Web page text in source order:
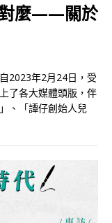
對麼——關於
2023年2月24日，受
了各大媒體頭版，伴
、「譚仔創始人兒